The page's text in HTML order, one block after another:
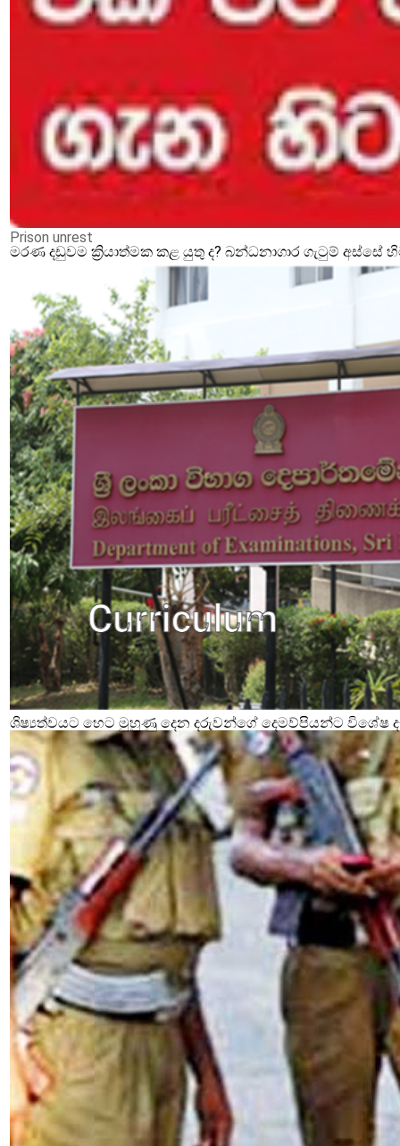
Prison unrest
මරණ දඩුවම ක්‍රියාත්මක කළ යුතු ද? බන්ධනාගාර ගැටුම්
ශිෂ්‍යත්වයට හෙට මුහුණු දෙන දරුවන්ගේ දෙමව්පියන්ට විශේෂ